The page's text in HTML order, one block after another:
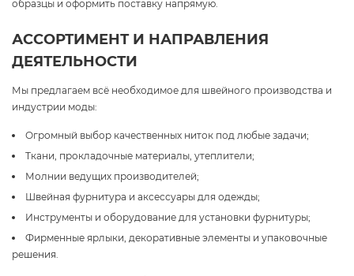
образцы и оформить поставку напрямую.
АССОРТИМЕНТ И НАПРАВЛЕНИЯ
ДЕЯТЕЛЬНОСТИ
Мы предлагаем всё необходимое для швейного производства и
индустрии моды:
Огромный выбор качественных ниток под любые задачи;
Ткани, прокладочные материалы, утеплители;
Молнии ведущих производителей;
Швейная фурнитура и аксессуары для одежды;
Инструменты и оборудование для установки фурнитуры;
Фирменные ярлыки, декоративные элементы и упаковочные
решения.